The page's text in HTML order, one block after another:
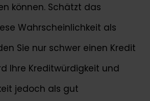
können. Schätzt das
Wahrscheinlichkeit als
Sie nur schwer einen Kredit
Ihre Kreditwürdigkeit und
jedoch als gut